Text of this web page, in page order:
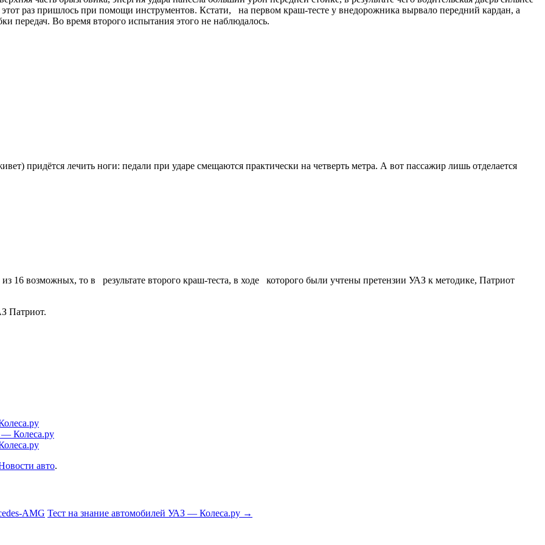
этот раз пришлось при помощи инструментов. Кстати, на первом краш-тесте у внедорожника вырвало передний кардан, а
передач. Во время второго испытания этого не наблюдалось.
придётся лечить ноги: педали при ударе смещаются практически на четверть метра. А вот пассажир лишь отделается
16 возможных, то в результате второго краш-теста, в ходе которого были учтены претензии УАЗ к методике, Патриот
Патриот.
— Колеса.ру
авто.
AMG Тест на знание автомобилей УАЗ — Колеса.ру →